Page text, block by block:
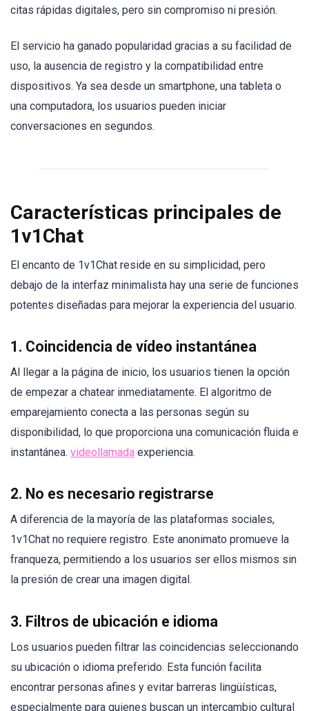
citas rápidas digitales, pero sin compromiso ni presión.
El servicio ha ganado popularidad gracias a su facilidad de
uso, la ausencia de registro y la compatibilidad entre
dispositivos. Ya sea desde un smartphone, una tableta o
una computadora, los usuarios pueden iniciar
conversaciones en segundos.
Características principales de
1v1Chat
El encanto de 1v1Chat reside en su simplicidad, pero
debajo de la interfaz minimalista hay una serie de funciones
potentes diseñadas para mejorar la experiencia del usuario.
1. Coincidencia de vídeo instantánea
Al llegar a la página de inicio, los usuarios tienen la opción
de empezar a chatear inmediatamente. El algoritmo de
emparejamiento conecta a las personas según su
disponibilidad, lo que proporciona una comunicación fluida e
instantánea. videollamada experiencia.
2. No es necesario registrarse
A diferencia de la mayoría de las plataformas sociales,
1v1Chat no requiere registro. Este anonimato promueve la
franqueza, permitiendo a los usuarios ser ellos mismos sin
la presión de crear una imagen digital.
3. Filtros de ubicación e idioma
Los usuarios pueden filtrar las coincidencias seleccionando
su ubicación o idioma preferido. Esta función facilita
encontrar personas afines y evitar barreras lingüísticas,
especialmente para quienes buscan un intercambio cultural